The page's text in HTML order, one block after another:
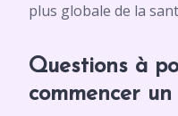
plus globale de la
Questions à
commencer